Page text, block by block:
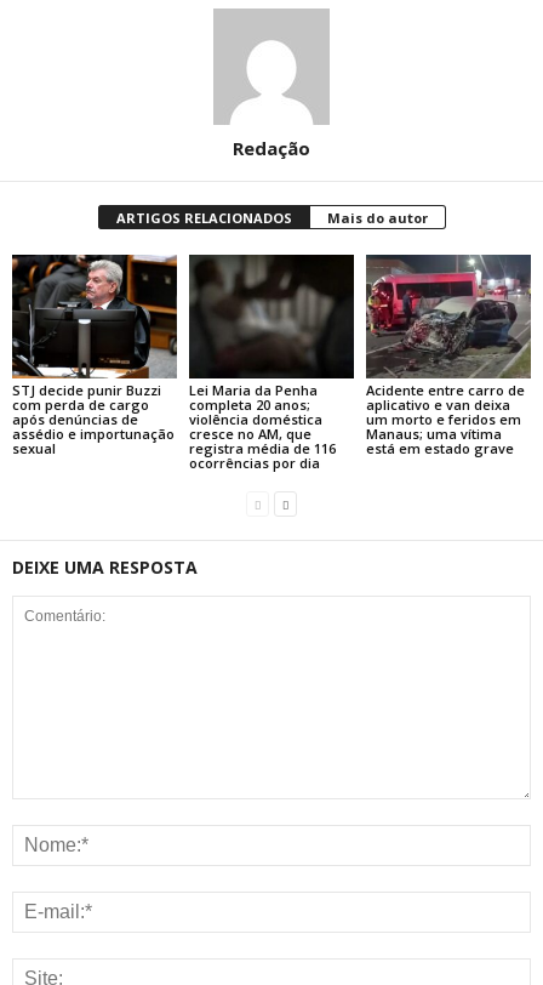
Redação
ARTIGOS RELACIONADOS Mais do autor
STJ decide punir Buzzi
com perda de cargo
após denúncias de
assédio e importunação
sexual
Lei Maria da Penha
completa 20 anos;
violência doméstica
cresce no AM, que
registra média de 116
ocorrências por dia
Acidente entre carro de
aplicativo e van deixa
um morto e feridos em
Manaus; uma vítima
está em estado grave
DEIXE UMA RESPOSTA